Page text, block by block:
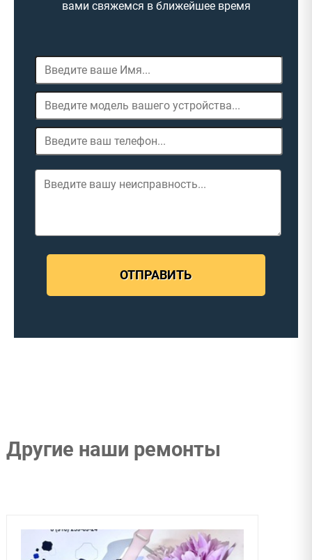
вами свяжемся в ближейшее время
ОТПРАВИТЬ
Другие наши ремонты